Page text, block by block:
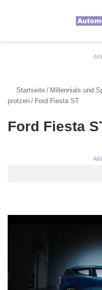
Startseite / Millennials und
protzen / Ford Fiesta ST
Ford Fiesta